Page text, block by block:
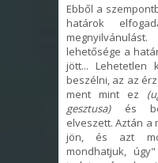
Ebből a
határok
lehetősége a
jött... Lehetetlen
beszélni, az az
ment mint ez
gesztusa)és
elveszett. Aztán
jön, és azt
mondhatjuk,